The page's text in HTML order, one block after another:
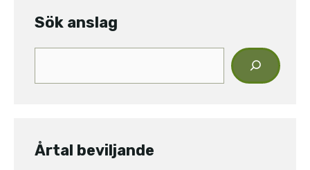
Sök anslag
Årtal beviljande